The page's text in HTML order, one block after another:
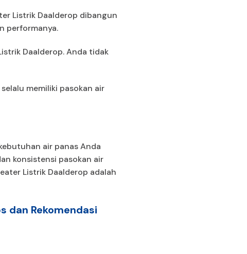
Listrik Daalderop dibangun
performanya.
Daalderop. Anda tidak
memiliki pasokan air
air panas Anda
konsistensi pasokan air
Listrik Daalderop adalah
dan Rekomendasi